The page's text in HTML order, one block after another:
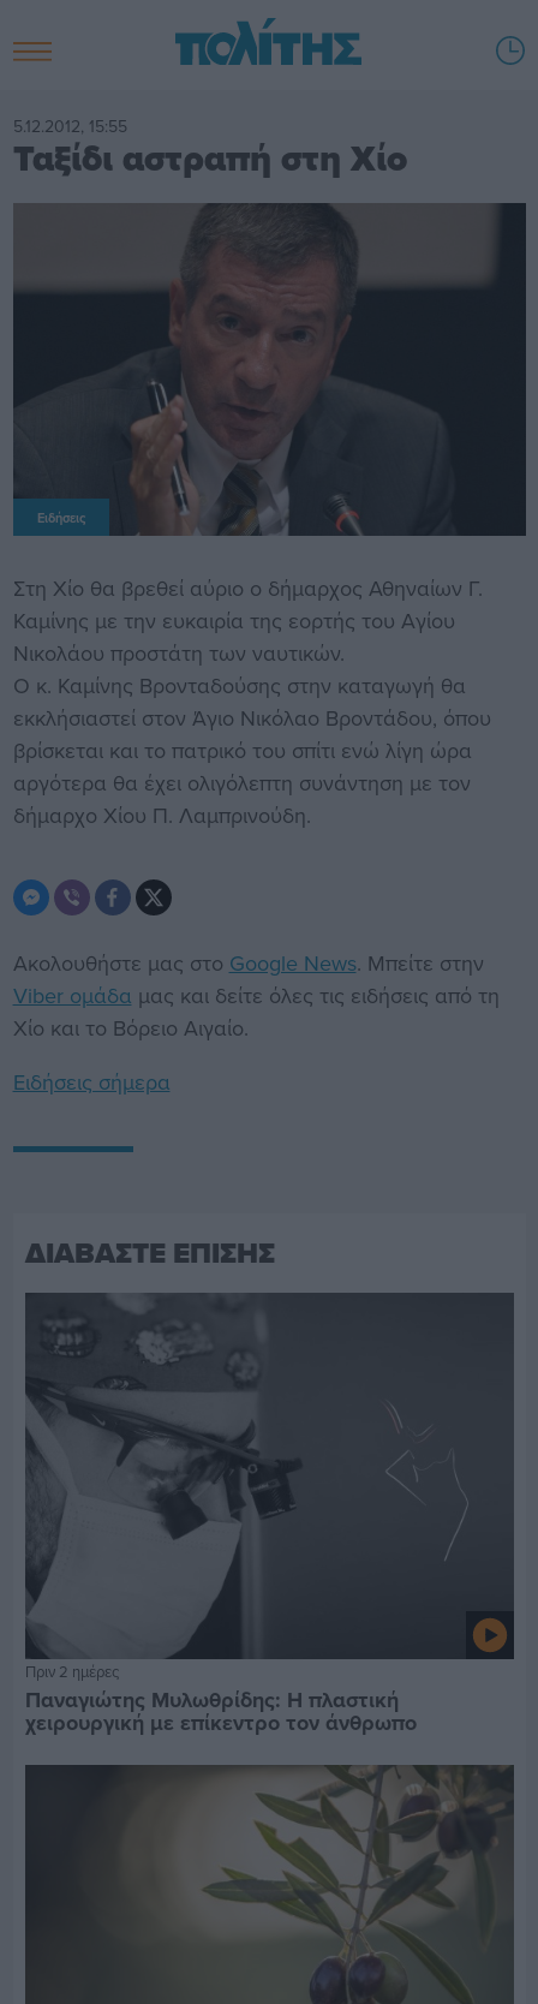
5.12.2012, 15:55
Ταξίδι αστραπή στη Χίο
Ειδήσεις
Στη Χίο θα βρεθεί αύριο ο δήμαρχος Αθηναίων Γ.
Καμίνης με την ευκαιρία της εορτής του Αγίου
Νικολάου προστάτη των ναυτικών.
Ο κ. Καμίνης Βρονταδούσης στην καταγωγή θα
εκκλήσιαστεί στον Άγιο Νικόλαο Βροντάδου, όπου
βρίσκεται και το πατρικό του σπίτι ενώ λίγη ώρα
αργότερα θα έχει ολιγόλεπτη συνάντηση με τον
δήμαρχο Χίου Π. Λαμπρινούδη.
Ακολουθήστε μας στο Google News. Μπείτε στην
Viber ομάδα μας και δείτε όλες τις ειδήσεις από τη
Χίο και το Βόρειο Αιγαίο.
Ειδήσεις σήμερα
ΔΙΑΒΑΣΤΕ ΕΠΙΣΗΣ
Πριν 2 ημέρες
Παναγιώτης Μυλωθρίδης: Η πλαστική
χειρουργική με επίκεντρο τον άνθρωπο